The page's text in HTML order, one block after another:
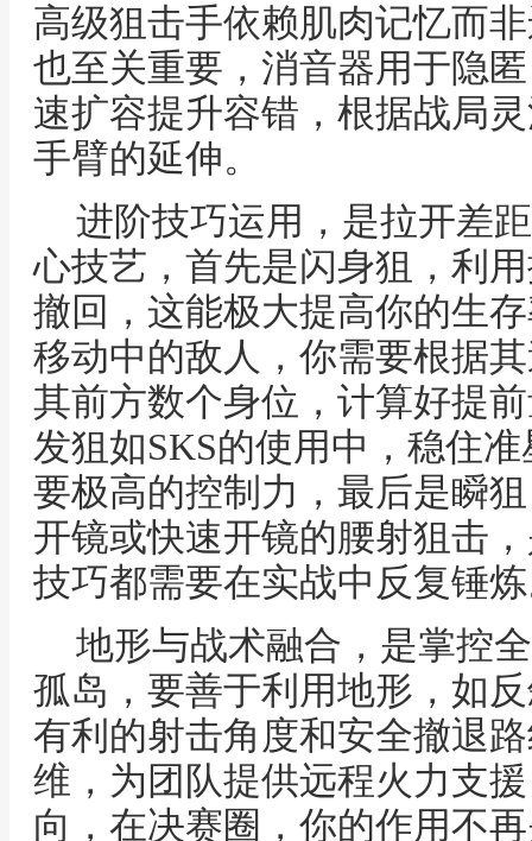
高级狙击手依赖肌肉记忆而
也至关重要，消音器用于隐
速扩容提升容错，根据战局
手臂的延伸。
进阶技巧运用，是拉开差
心技艺，首先是闪身狙，利
撤回，这能极大提高你的生
移动中的敌人，你需要根据
其前方数个身位，计算好提
发狙如SKS的使用中，稳住
要极高的控制力，最后是瞬
开镜或快速开镜的腰射狙击
技巧都需要在实战中反复锤
地形与战术融合，是掌控
孤岛，要善于利用地形，如
有利的射击角度和安全撤退
维，为团队提供远程火力支
向，在决赛圈，你的作用不